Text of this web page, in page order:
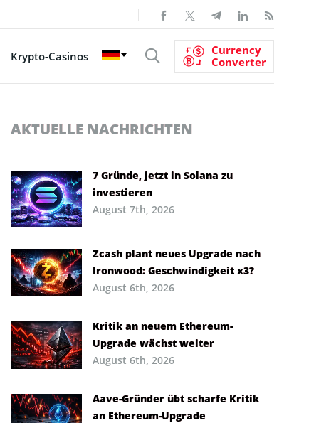
Krypto-Casinos
Currency
Converter
AKTUELLE NACHRICHTEN
7 Gründe, jetzt in Solana zu
investieren
August 7th, 2026
Zcash plant neues Upgrade nach
Ironwood: Geschwindigkeit x3?
August 6th, 2026
Kritik an neuem Ethereum-
Upgrade wächst weiter
August 6th, 2026
Aave-Gründer übt scharfe Kritik
an Ethereum-Upgrade